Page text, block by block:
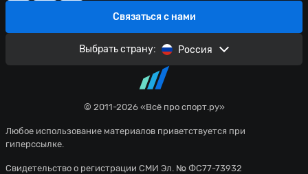
© 2011-2026 «Всё про спорт.ру»
Любое использование материалов приветствуется при
гиперссылке.
Свидетельство о регистрации СМИ Эл. № ФС77-73932
Связаться с нами
Выбрать страну: Россия